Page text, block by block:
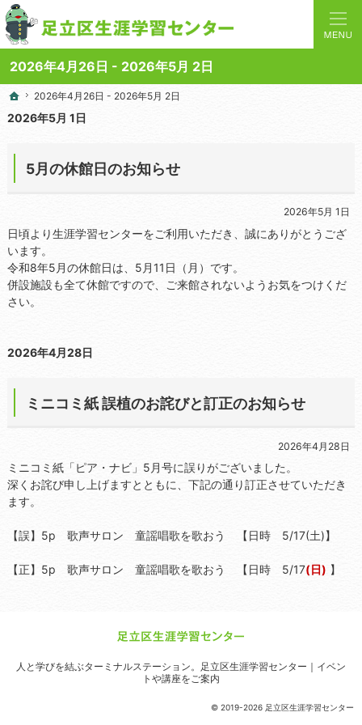
2026年4月26日 - 2026年5月 2日
人と学びを結ぶターミナルステーション。地域の講座や施設をご案内しています。
足立区生涯学習センターの総合案内サイト
ホーム
2026年4月26日 - 2026年5月 2日
2026年5月 1日
5月の休館日のお知らせ
2026年5月 1日
日頃より生涯学習センターをご利用いただき、誠にありがとうござ
います。
令和8年5月の休館日は、5月11日（月）です。
併設施設も全て休館ですので、ご来館されないようお気をつけくだ
さい。
2026年4月28日
ミニコミ紙 誤植のお詫びと訂正のお知らせ
2026年4月28日
ミニコミ紙「ピア・ナビ」5月号に誤りがございました。
深くお詫び申し上げますとともに、下記の通り訂正させていただき
ます。
【誤】5p 歌声サロン 童謡唱歌を歌おう 【日時 5/17(土)】
【正】5p 歌声サロン 童謡唱歌を歌おう 【日時 5/17(日) 】
ホーム
2026年4月26日 - 2026年5月 2日
© 2019-2026 足立区生涯学習センター
人と学びを結ぶターミナルステーション。 足立区生涯学習センター｜イベン
トや講座をご案内